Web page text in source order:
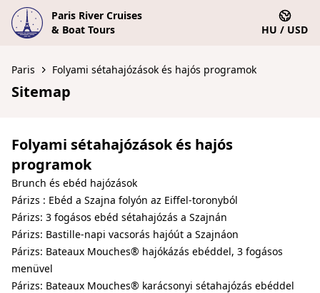
Paris River Cruises
& Boat Tours
HU / USD
Paris Folyami sétahajózások és hajós programok
Sitemap
Folyami sétahajózások és hajós
programok
Brunch és ebéd hajózások
Párizs : Ebéd a Szajna folyón az Eiffel-toronyból
Párizs: 3 fogásos ebéd sétahajózás a Szajnán
Párizs: Bastille-napi vacsorás hajóút a Szajnáon
Párizs: Bateaux Mouches® hajókázás ebéddel, 3 fogásos
menüvel
Párizs: Bateaux Mouches® karácsonyi sétahajózás ebéddel